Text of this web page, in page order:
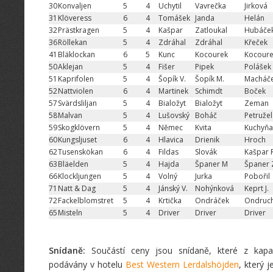
30Konvaljen 5 4 Uchytil Vavrečka
Jirková
31 Klöveress 6 4 Tomášek Janda
Helán
32Prästkragen 5 4 Kašpar Zatloukal
36Röllekan 5 4 Zdráhal Zdráhal
Křeček
41 Bläklockan 6 5 Kunc Kocourek
50Aklejan 5 4 Fišer Pipek
Polášek
51 Kaprifolen 5 4 Šopík V. Šopík M.
52Nattviolen 6 4 Martinek Schimdt
Boček
57Svärdsliljan 5 4 Bialožyt Bialožyt
Zeman
58Malvan 5 4 Lušovský Boháč
59Skogklövern 5 4 Němec Kvita
Kuchyňa
60Kungsljuset 6 4 Hlavica Drienik
Hroch
62Tusenskökan 6 4 Fildas Slovák
Kašpar
63Bläelden 5 4 Hajda Španer M
Španer
66Klockljungen 5 4 Volný Jurka
Pobořil
71 Natt & Dag 5 4 Jánský V. Nohýnková
Keprt J.
72Fackelblomstret 5 4 Krtička Ondráček
65Misteln 5 4 Driver Driver Driver
Snídaně: Součástí ceny jsou snídaně, které z
podávány v hotelu Best Western Lerdalshöjden, který